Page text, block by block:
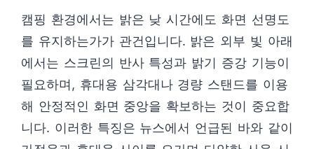
캠핑 환경에서는 밝은 낮 시간에도 화면 선명도
를 유지하는가가 관건입니다. 밝은 외부 빛 아래
에서는 스크린의 반사 특성과 밝기 증강 기능이
필요하며, 휴대용 삼각대나 경량 스탠드를 이용
해 안정적인 화면 중앙을 확보하는 것이 중요합
니다. 이러한 특징은 뉴스에서 언급된 바와 같이